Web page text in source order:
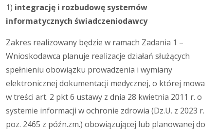
1) integrację i rozbudowę systemów
informatycznych świadczeniodawcy
Zakres realizowany będzie w ramach Zadania 1 –
Wnioskodawca planuje realizacje działań służących
spełnieniu obowiązku prowadzenia i wymiany
elektronicznej dokumentacji medycznej, o której mowa
w treści art. 2 pkt 6 ustawy z dnia 28 kwietnia 2011 r. o
systemie informacji w ochronie zdrowia (Dz.U. z 2023 r.
poz. 2465 z późn.zm.) obowiązującej lub planowanej do